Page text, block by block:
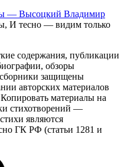
— Высоцкий Владимир
И тесно — видим только
содержания, публикации
обзоры
сборники защищены
авторских материалов
материалы на
стихотворений —
являются
ГК РФ (статьи 1281 и